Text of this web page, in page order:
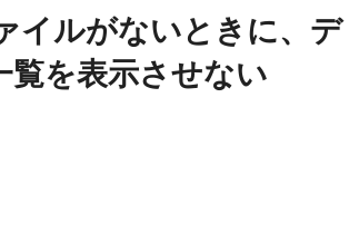
イルがないときに、デ
覧を表示させない